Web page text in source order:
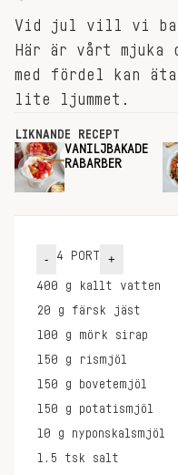
Vid jul vill vi
Här är vårt mjuka
med fördel kan
lite ljummet.
LIKNANDE RECEPT
VANILJBAKADE
RABARBER
- 4 PORT +
400 g
kallt vatten
20 g
färsk jäst
100 g
mörk sirap
150 g
rismjöl
150 g
bovetemjöl
150 g
potatismjöl
10 g
nyponskalsmjöl
1.5 tsk
salt